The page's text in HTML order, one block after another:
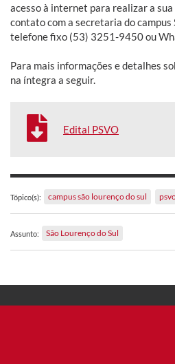
acesso à internet para realizar a
contato com a secretaria do campus
telefone fixo (53) 3251-9450 ou
Para mais informações e detalhes
na íntegra a seguir.
Edital PSVO
Tópico(s): campus são lourenço do sul
Assunto: São Lourenço do Sul